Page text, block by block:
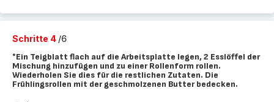
Schritte 4 /6
*Ein Teigblatt flach auf die Arbeitsplatte legen, 2 Esslöffel der
Mischung hinzufügen und zu einer Rollenform rollen.
Wiederholen Sie dies für die restlichen Zutaten. Die
Frühlingsrollen mit der geschmolzenen Butter bedecken.